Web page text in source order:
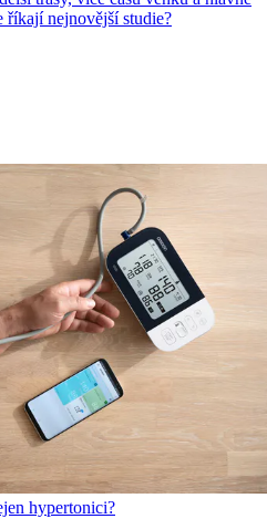
nejnovější studie?
hypertonici?